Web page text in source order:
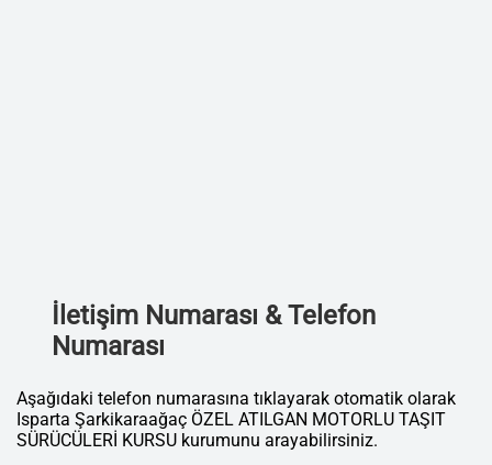
İletişim Numarası & Telefon
Numarası
Aşağıdaki telefon numarasına tıklayarak otomatik olarak
Isparta Şarkikaraağaç ÖZEL ATILGAN MOTORLU TAŞIT
SÜRÜCÜLERİ KURSU kurumunu arayabilirsiniz.